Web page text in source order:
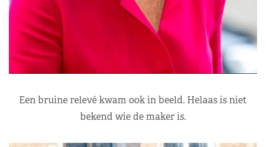
Een bruine relevé kwam ook in beeld. Helaas is niet
bekend wie de maker is.